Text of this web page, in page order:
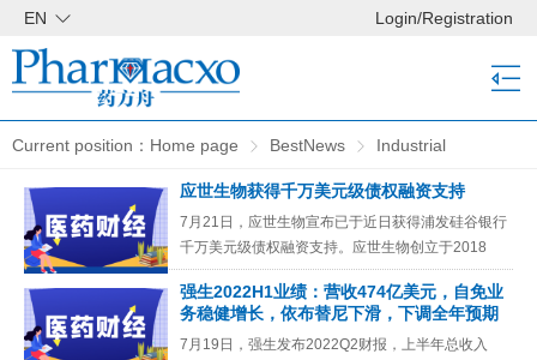
EN Login/Registration
Current position： Home page BestNews Industrial
consultation Pharma news
应世生物获得千万美元级债权融资支持
7月21日，应世生物宣布已于近日获得浦发硅谷银行
千万美元级债权融资支持。应世生物创立于2018
年，主要针对肿瘤纤维化微环境进行创新药研发。成
立3年多来，应世生物
强生2022H1业绩：营收474亿美元，自免业
务稳健增长，依布替尼下滑，下调全年预期
7月19日，强生发布2022Q2财报，上半年总收入